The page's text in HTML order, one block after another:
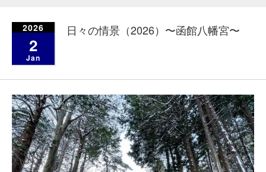
2026
2
Jan
日々の情景（2026）〜函館八幡宮〜